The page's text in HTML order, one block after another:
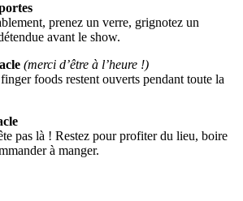
prenez un verre, grignotez un
avant le show.
(merci d’être à l’heure !)
foods restent ouverts pendant toute la
pas là ! Restez pour profiter du lieu, boire
à manger.